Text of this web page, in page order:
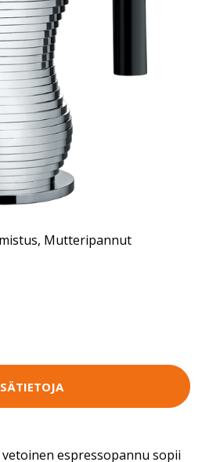
, Mutteripannut
vetoinen espressopannu sopii